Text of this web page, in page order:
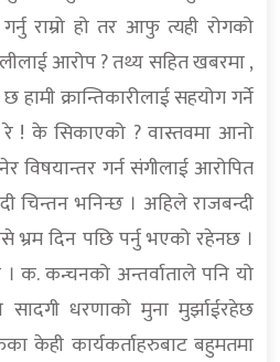
राम्रो हो तर आफु त्यही रोगको
आरोप ? तथ्य सहित खबरमा ,
हामी क्रान्तिकारीलाई सहयोग गर्ने
! के सिकाएको ? वास्तवमा आनो
विषयान्तर गर्न संगीलाई आरोपित
चिन्तन भनिन्छ । अहिले राजबन्दी
दिन पछि पर्नु भएको रहेनछ ।
क. कन्चनको अन्तर्वाताले पनि यो
धरणाको मुना मुर्झाईरहेछ
केही कार्यकर्ताहरुबाट बहुमतमा